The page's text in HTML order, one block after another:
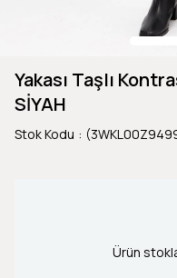
Yakası Taşlı
SİYAH
Stok Kodu
Ürün